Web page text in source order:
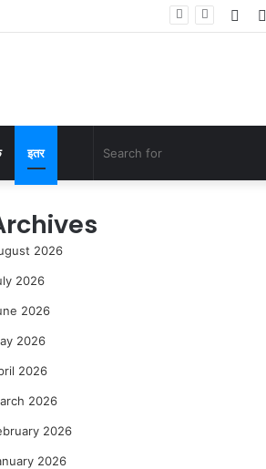
पाहणी
Log
इतर
2026
2026
2026
2026
2026
2026
2026
2026